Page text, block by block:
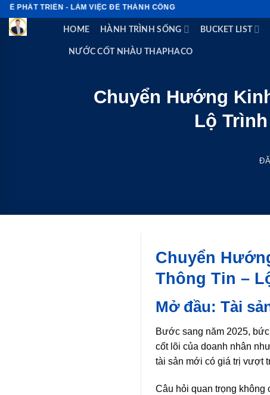
Bỏ
qua
nội
- LÀM VIỆC ĐỂ THÀNH CÔNG
HOME HÀNH TRÌNH SỐNG BUCKET LIST
NƯỚC CỐT NHÀU THAPHACO
Chuyển Hướng
Lộ
Chuyển
Thông Tin –
Mở đầu: Tài
Bước sang năm 2025,
cốt lõi của doanh nhân
tài sản mới có giá trị vượt
Câu hỏi quan trọng không